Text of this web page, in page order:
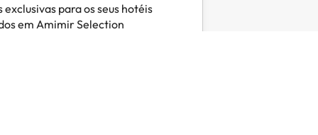
para os seus hotéis
em Amimir Selection